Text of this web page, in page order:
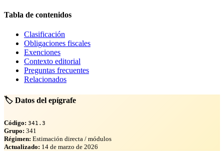
Tabla de contenidos
Clasificación
Obligaciones fiscales
Exenciones
Contexto editorial
Preguntas frecuentes
Relacionados
🏷️ Datos del epígrafe
Código: 341.3
Grupo: 341
Régimen: Estimación directa / módulos
Actualizado: 14 de marzo de 2026